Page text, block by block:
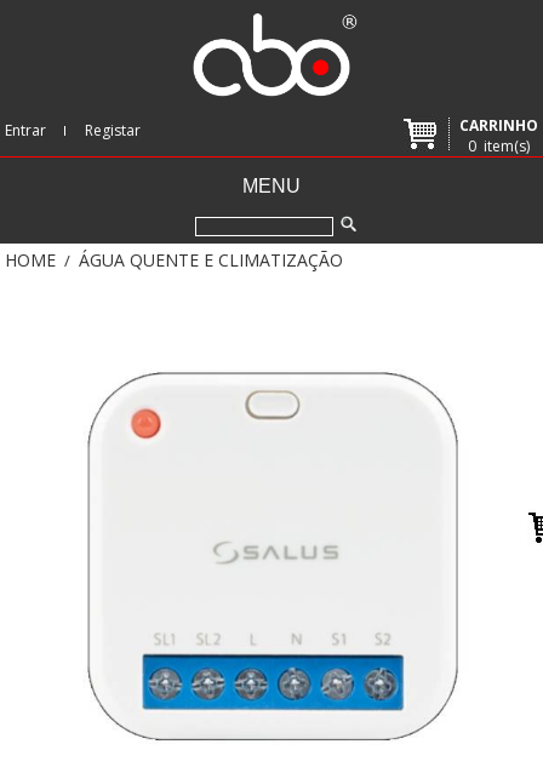
CARRINHO
0item(s)
Entrar Registar
MENU
HOME / ÁGUA QUENTE E CLIMATIZAÇÃO